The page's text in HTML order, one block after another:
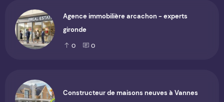
Agence immobilière arcachon - experts
gironde
0 0
Constructeur de maisons neuves à Vannes